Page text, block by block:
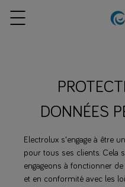
Menu
DONNÉES
Electrolux s'engage à être
pour tous ses clients. Cela
engageons à fonctionner
et en conformité avec les